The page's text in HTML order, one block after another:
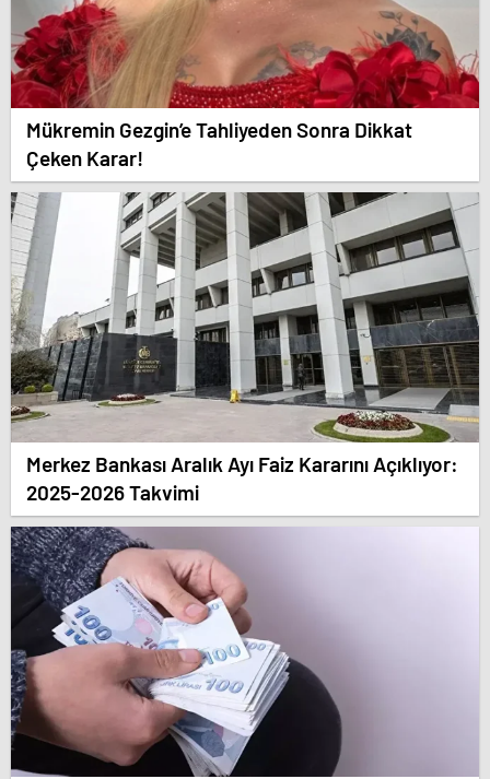
Mükremin Gezgin’e Tahliyeden Sonra Dikkat
Çeken Karar!
Merkez Bankası Aralık Ayı Faiz Kararını Açıklıyor:
2025-2026 Takvimi